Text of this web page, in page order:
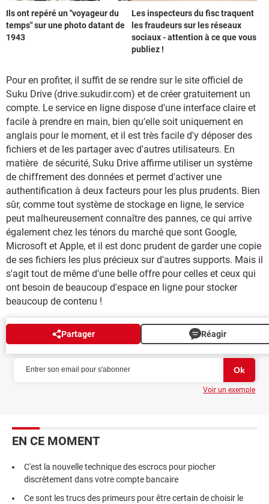
Ils ont repéré un "voyageur du
temps" sur une photo datant de
1943
Les inspecteurs du fisc traquent
les fraudeurs sur les réseaux
sociaux - attention à ce que vous
publiez !
Pour en profiter, il suffit de se rendre sur le site officiel de
Suku Drive (drive.sukudir.com) et de créer gratuitement un
compte. Le service en ligne dispose d'une interface claire et
facile à prendre en main, bien qu'elle soit uniquement en
anglais pour le moment, et il est très facile d'y déposer des
fichiers et de les partager avec d'autres utilisateurs. En
matière de sécurité, Suku Drive affirme utiliser un système
de chiffrement des données et permet d'activer une
authentification à deux facteurs pour les plus prudents. Bien
sûr, comme tout système de stockage en ligne, le service
peut malheureusement connaître des pannes, ce qui arrive
également chez les ténors du marché que sont Google,
Microsoft et Apple, et il est donc prudent de garder une copie
de ses fichiers les plus précieux sur d'autres supports. Mais il
s'agit tout de même d'une belle offre pour celles et ceux qui
ont besoin de beaucoup d'espace en ligne pour stocker
beaucoup de contenu !
Partager Réagir
NEWSLETTER
Voir un exemple
EN CE MOMENT
C'est la nouvelle technique des escrocs pour piocher
discrètement dans votre compte bancaire
Ce sont les trucs des primeurs pour être certain de choisir le